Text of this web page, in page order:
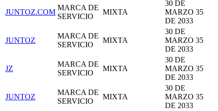
JUNTOZ.COM
MARCA DE
SERVICIO
MIXTA
30 DE
MARZO
DE 2033
35
JUNTOZ
MARCA DE
SERVICIO
MIXTA
30 DE
MARZO
DE 2033
35
JZ
MARCA DE
SERVICIO
MIXTA
30 DE
MARZO
DE 2033
35
JUNTOZ
MARCA DE
SERVICIO
MIXTA
30 DE
MARZO
DE 2033
35